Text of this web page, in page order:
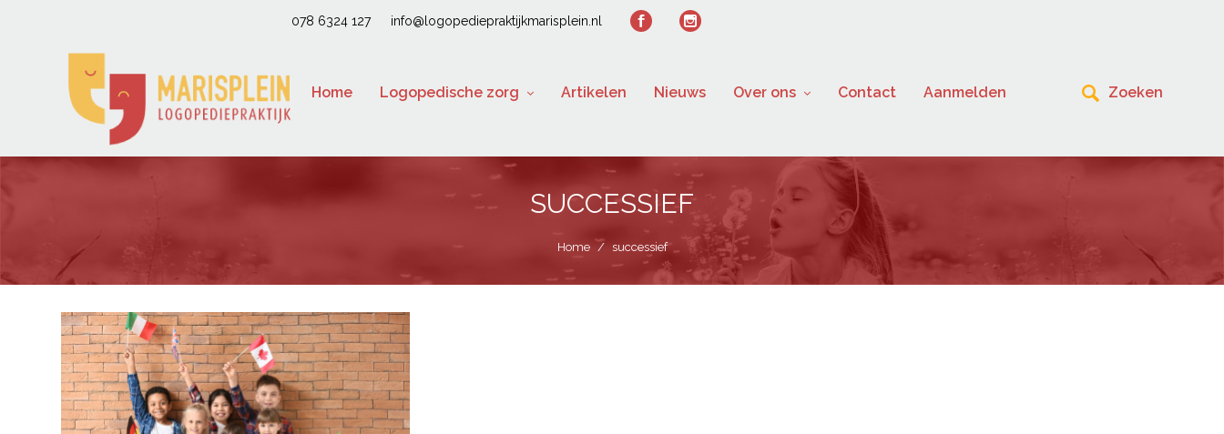
078 6324 127 info@logopediepraktijkmarisplein.nl
Home Logopedische zorg Artikelen Nieuws Over ons Contact Aanmelden
SUCCESSIEF
Home / successief